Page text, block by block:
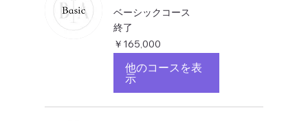
ベーシックコース
終了
165,000
円
￥165,000
他のコースを表
示